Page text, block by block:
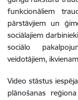
funkcionāliem
pārstāvjiem un
sociālajiem
sociālo
veidotājiem,
Video stāstus
plānošanas